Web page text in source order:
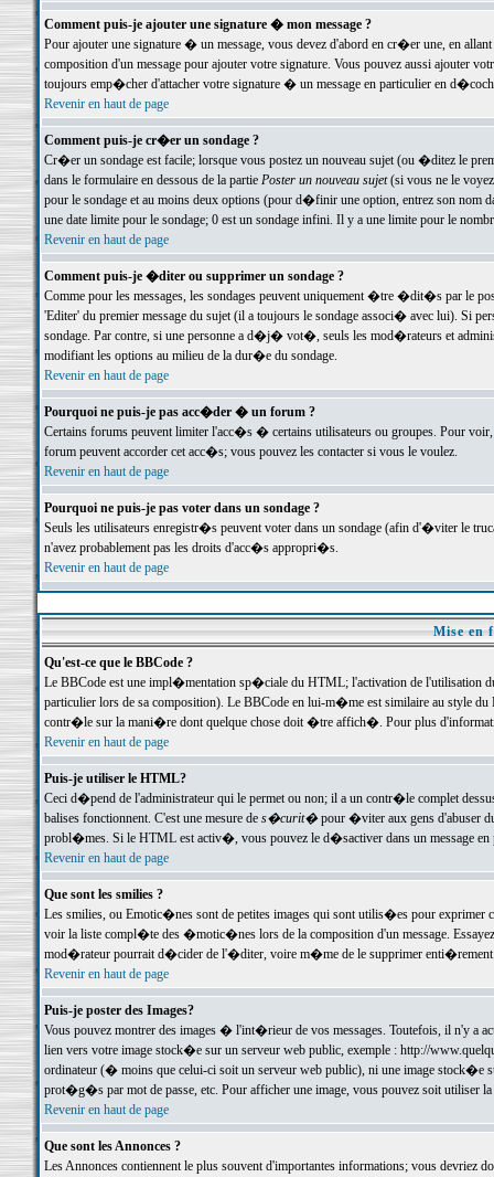
Comment puis-je ajouter une signature � mon message ?
Pour ajouter une signature � un message, vous devez d'abord en cr�er une, en
composition d'un message pour ajouter votre signature. Vous pouvez aussi ajouter
toujours emp�cher d'attacher votre signature � un message en particulier en
Revenir en haut de page
Comment puis-je cr�er un sondage ?
Cr�er un sondage est facile; lorsque vous postez un nouveau sujet (ou �ditez le
dans le formulaire en dessous de la partie Poster un nouveau sujet(si vous ne le voyez
pour le sondage et au moins deux options (pour d�finir une option, entrez son nom
une date limite pour le sondage; 0 est un sondage infini. Il y a une limite pour le
Revenir en haut de page
Comment puis-je �diter ou supprimer un sondage ?
Comme pour les messages, les sondages peuvent uniquement �tre �dit�s par le
'Editer' du premier message du sujet (il a toujours le sondage associ� avec lui). Si
sondage. Par contre, si une personne a d�j� vot�, seuls les mod�rateurs et
modifiant les options au milieu de la dur�e du sondage.
Revenir en haut de page
Pourquoi ne puis-je pas acc�der � un forum ?
Certains forums peuvent limiter l'acc�s � certains utilisateurs ou groupes. Pour
forum peuvent accorder cet acc�s; vous pouvez les contacter si vous le voulez.
Revenir en haut de page
Pourquoi ne puis-je pas voter dans un sondage ?
Seuls les utilisateurs enregistr�s peuvent voter dans un sondage (afin d'�viter le
n'avez probablement pas les droits d'acc�s appropri�s.
Revenir en haut de page
Mise en
Qu'est-ce que le BBCode ?
Le BBCode est une impl�mentation sp�ciale du HTML; l'activation de l'utilisation
particulier lors de sa composition). Le BBCode en lui-m�me est similaire au style
contr�le sur la mani�re dont quelque chose doit �tre affich�. Pour plus
Revenir en haut de page
Puis-je utiliser le HTML?
Ceci d�pend de l'administrateur qui le permet ou non; il a un contr�le complet
balises fonctionnent. C'est une mesure de s�curit�pour �viter aux gens d'abuser
probl�mes. Si le HTML est activ�, vous pouvez le d�sactiver dans un message en
Revenir en haut de page
Que sont les smilies ?
Les smilies, ou Emotic�nes sont de petites images qui sont utilis�es pour exprimer
voir la liste compl�te des �motic�nes lors de la composition d'un message.
mod�rateur pourrait d�cider de l'�diter, voire m�me de le supprimer
Revenir en haut de page
Puis-je poster des Images?
Vous pouvez montrer des images � l'int�rieur de vos messages. Toutefois, il n'y a
lien vers votre image stock�e sur un serveur web public, exemple : http://
ordinateur (� moins que celui-ci soit un serveur web public), ni une image stock�e
prot�g�s par mot de passe, etc. Pour afficher une image, vous pouvez soit
Revenir en haut de page
Que sont les Annonces ?
Les Annonces contiennent le plus souvent d'importantes informations; vous devriez